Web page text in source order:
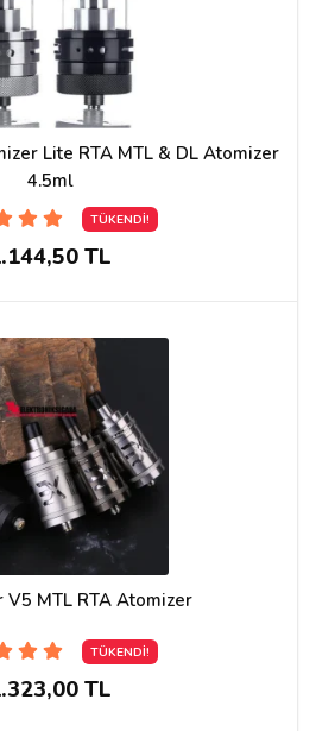
Lite RTA MTL & DL Atomizer
4.5ml
TÜKENDİ!
TL
V5 MTL RTA Atomizer
TÜKENDİ!
TL